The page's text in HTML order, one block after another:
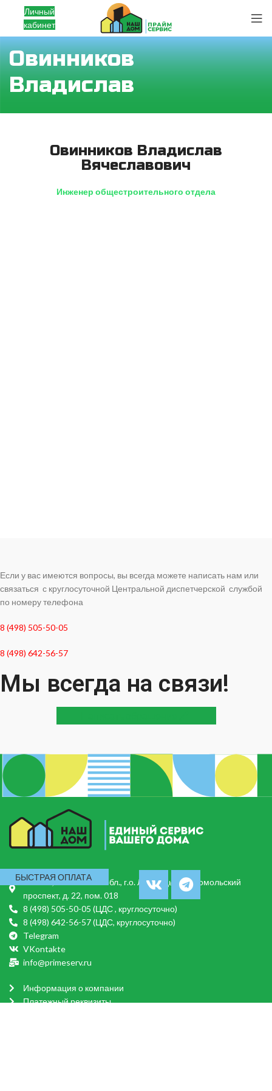
Личный
кабинет
Овинников
Владислав
Овинников Владислав
Вячеславович
Инженер общестроительного отдела
Если у вас имеются вопросы, вы всегда можете написать нам или
связаться с круглосуточной Центральной диспетчерской службой
по номеру телефона
8 (498) 505-50-05
8 (498) 642-56-57
Мы всегда на связи!
БЫСТРАЯ ОПЛАТА
140014, Московская обл., г.о. Люберцы, Комсомольский
проспект, д. 22, пом. 018
8 (498) 505-50-05 (ЦДС , круглосуточно)
8 (498) 642-56-57 (ЦДС, круглосуточно)
Telegram
VKontakte
info@primeserv.ru
Информация о компании
Платежный реквизиты